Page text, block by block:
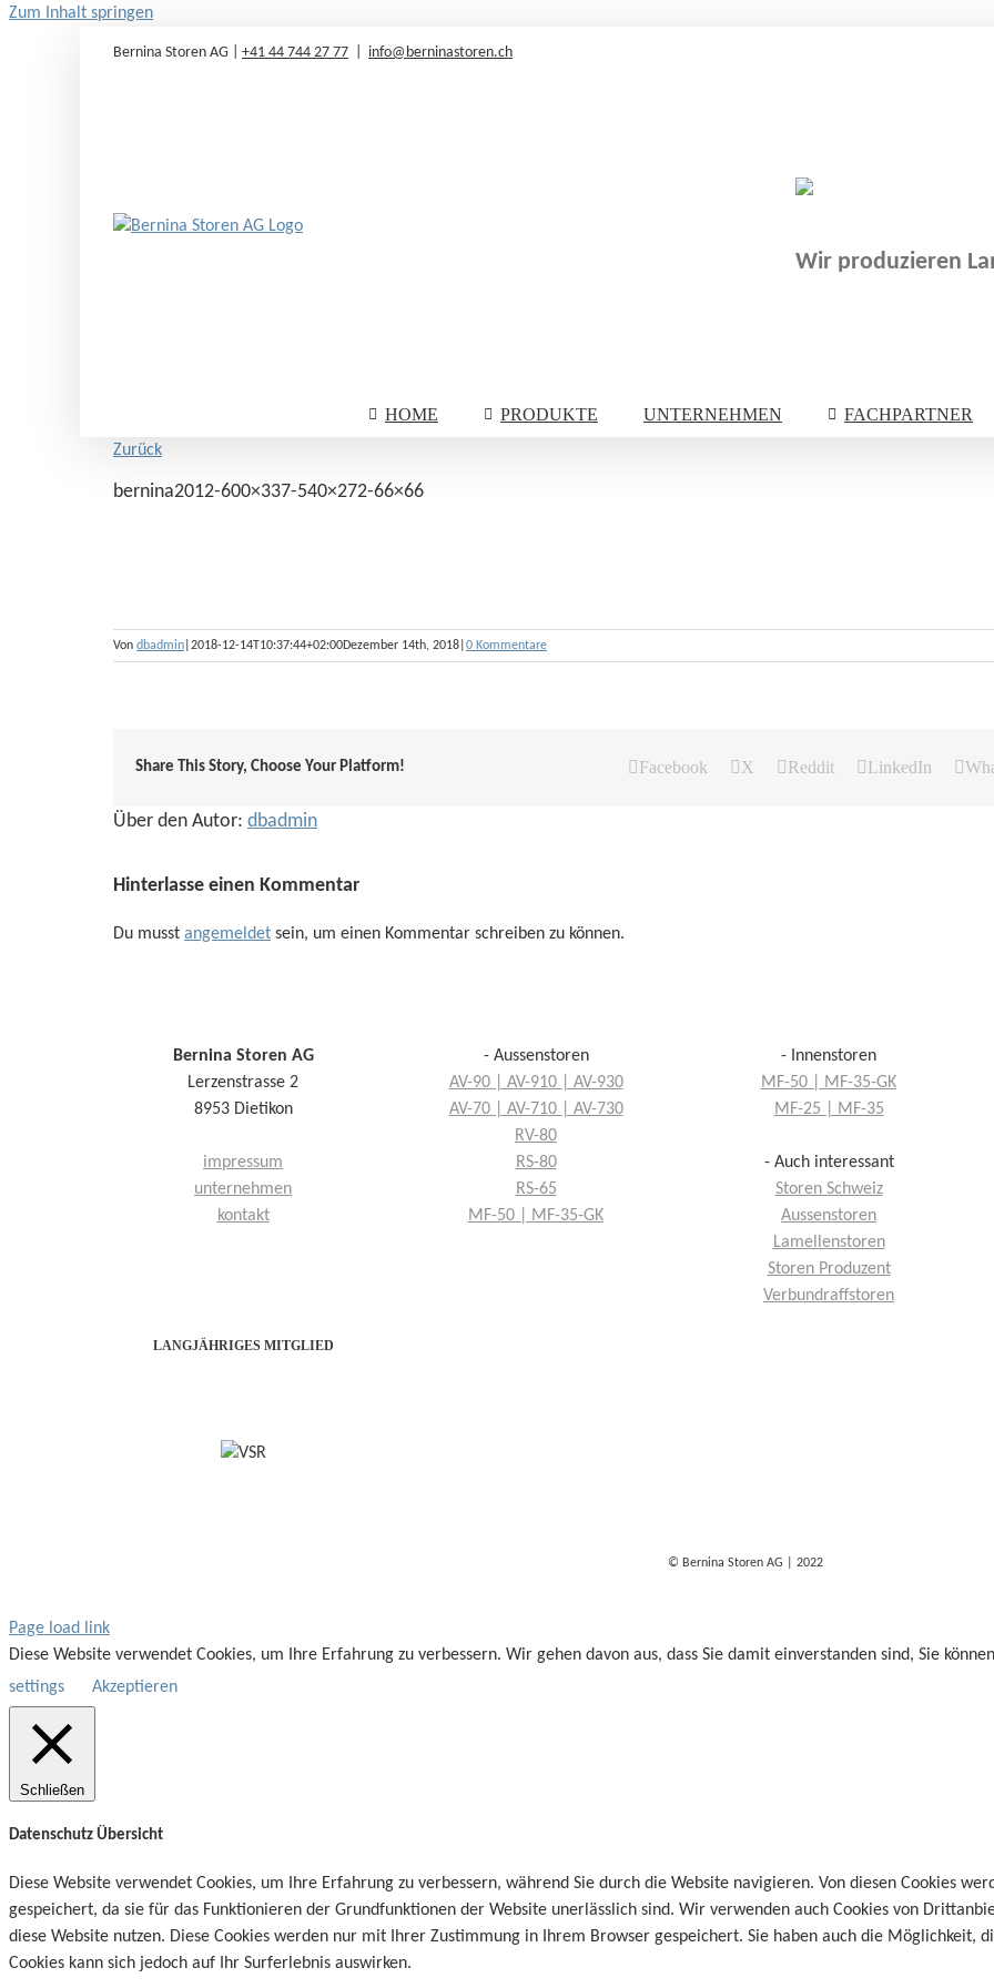
Zum Inhalt springen
Bernina Storen AG | +41 44 744 27 77 info@berninastoren.ch
Wir produzieren
HOME PRODUKTE UNTERNEHMEN FACHPARTNER
Zurück
bernina2012-600×337-540×272-66×66
Von dbadmin 2018-12-14T10:37:44+02:00Dezember 14th, 2018 0 Kommentare
Share This Story, Choose Your Platform! Facebook X Reddit LinkedIn
Über den Autor: dbadmin
Hinterlasse einen Kommentar
Du musst angemeldet sein, um einen Kommentar schreiben zu können.
Bernina Storen AG
Lerzenstrasse 2
8953 Dietikon
impressum
unternehmen
kontakt
- Aussenstoren
AV-90 | AV-910 | AV-930
AV-70 | AV-710 | AV-730
RV-80
RS-80
RS-65
MF-50 | MF-35-GK
- Innenstoren
MF-50 | MF-35-GK
MF-25 | MF-35
- Auch interessant
Storen Schweiz
Aussenstoren
Lamellenstoren
Storen Produzent
Verbundraffstoren
LANGJÄHRIGES MITGLIED
© Bernina Storen AG | 2022
Page load link
Diese Website verwendet Cookies, um Ihre Erfahrung zu verbessern. Wir gehen davon aus, dass Sie damit einverstanden sind, Sie
settings
Akzeptieren
Schließen
Datenschutz Übersicht
Diese Website verwendet Cookies, um Ihre Erfahrung zu verbessern, während Sie durch die Website navigieren. Von diesen Cookies
gespeichert, da sie für das Funktionieren der Grundfunktionen der Website unerlässlich sind. Wir verwenden auch Cookies von
diese Website nutzen. Diese Cookies werden nur mit Ihrer Zustimmung in Ihrem Browser gespeichert. Sie haben auch die Möglichkeit,
Cookies kann sich jedoch auf Ihr Surferlebnis auswirken.